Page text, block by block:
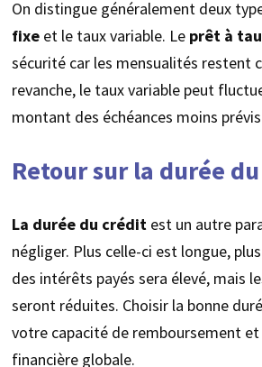
On distingue généralement deux
fixeet le taux variable. Le prêt à
sécurité car les mensualités restent
revanche, le taux variable peut
montant des échéances moins
Retour sur la durée
La durée du créditest un autre
négliger. Plus celle-ci est longue,
des intérêts payés sera élevé, mais
seront réduites. Choisir la bonne
votre capacité de remboursement
financière globale.